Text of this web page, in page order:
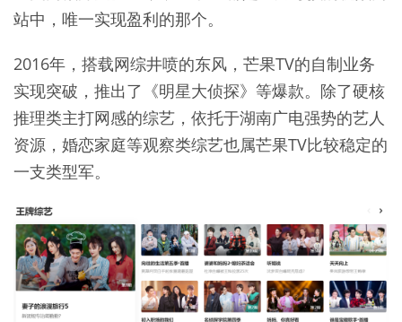
站中，唯一实现盈利的那个。
2016年，搭载网综井喷的东风，芒果TV的自制业务
实现突破，推出了《明星大侦探》等爆款。除了硬核
推理类主打网感的综艺，依托于湖南广电强势的艺人
资源，婚恋家庭等观察类综艺也属芒果TV比较稳定的
一支类型军。